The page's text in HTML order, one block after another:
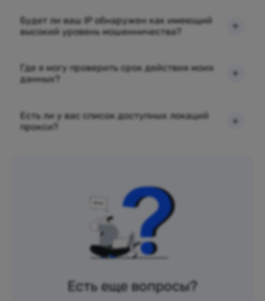
Будет ли ваш IP обнаружен как имеющий
высокий уровень мошенничества?
Где я могу проверить срок действия моих
данных?
Есть ли у вас список доступных локаций
прокси?
Есть еще вопросы?